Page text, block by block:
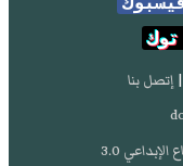
| إتصل بنا
3.0